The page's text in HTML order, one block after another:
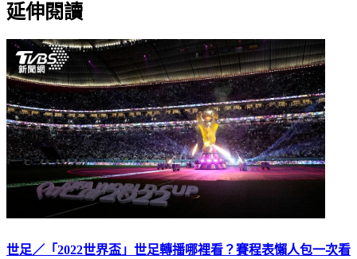
延伸閱讀
世足／「2022世界盃」世足轉播哪裡看？賽程表懶人包一次看